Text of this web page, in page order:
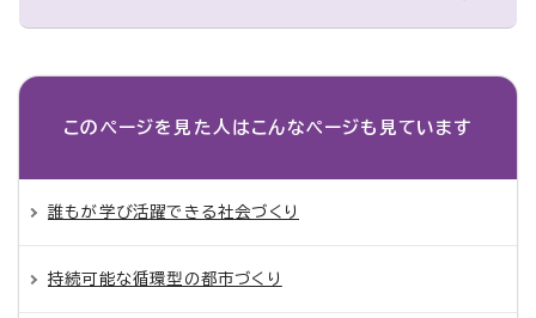
このページを見た人は こんなページも見ています
誰もが学び活躍できる社会づくり
持続可能な循環型の都市づくり